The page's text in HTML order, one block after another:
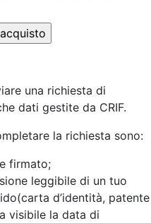
una richiesta di
dati gestite da CRIF.
la richiesta sono:
firmato;
leggibile di un tuo
d’identità, patente
visibile la data di